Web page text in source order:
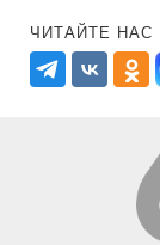
ЧИТАЙТЕ НАС